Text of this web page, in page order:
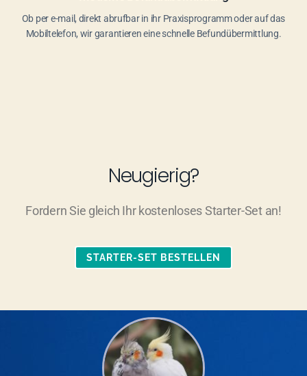
Ob per e-mail, direkt abrufbar in ihr Praxisprogramm oder auf das
Mobiltelefon, wir garantieren eine schnelle Befundübermittlung.
Neugierig?
Fordern Sie gleich Ihr kostenloses Starter-Set an!
STARTER-SET BESTELLEN